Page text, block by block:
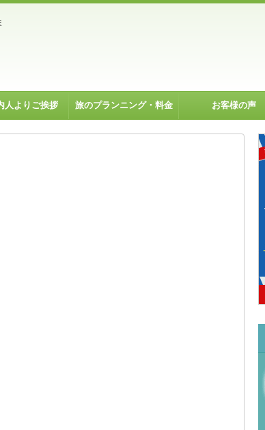
人よりご挨拶 旅のプランニング・料金 お客様の声